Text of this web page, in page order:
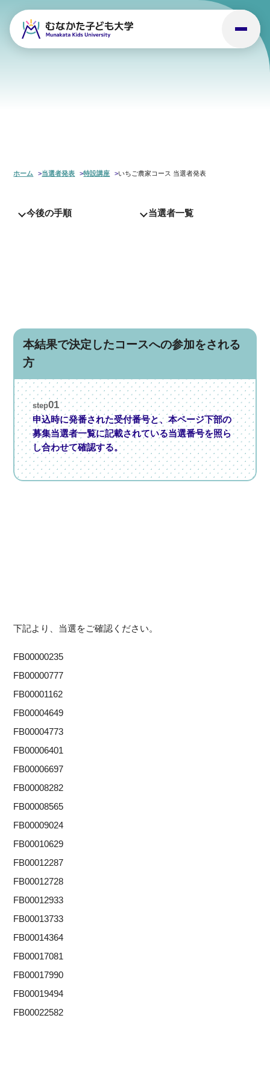
ホーム 当選者発表 特設講座 いちご農家コース 当選者発表
今後の手順 当選者一覧
本結果で決定したコースへの参加をされる
方
step01
申込時に発番された受付番号と、本ページ下部の
募集当選者一覧に記載されている当選番号を照ら
し合わせて確認する。
下記より、当選をご確認ください。
FB00000235
FB00000777
FB00001162
FB00004649
FB00004773
FB00006401
FB00006697
FB00008282
FB00008565
FB00009024
FB00010629
FB00012287
FB00012728
FB00012933
FB00013733
FB00014364
FB00017081
FB00017990
FB00019494
FB00022582